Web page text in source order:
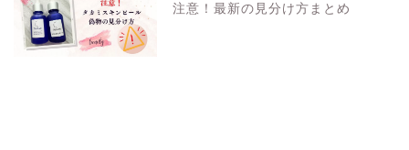
注意！最新の見分け方まとめ